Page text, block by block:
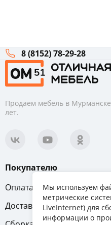
8 (8152) 78-29-28
Продаем мебель в
лет.
Покупателю
Оплата
Доставка
Мы используем
метрические
LiveInternet) для
информации о